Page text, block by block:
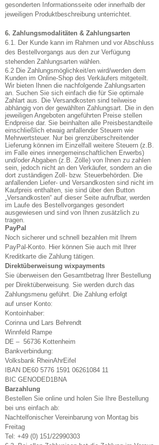
gesonderten Informationsseite oder innerhalb der
jeweiligen Produktbeschreibung unterrichtet.
6. Zahlungsmodalitäten & Zahlungsarten
6.1. Der Kunde kann im Rahmen und vor Abschluss
des Bestellvorgangs aus den zur Verfügung
stehenden Zahlungsarten wählen.
6.2 Die Zahlungsmöglichkeit/en wird/werden dem
Kunden im Online-Shop des Verkäufers mitgeteilt.
Wir bieten Ihnen die nachfolgende Zahlungsarten
an. Suchen Sie sich einfach die für Sie optimale
Zahlart aus. Die Versandkosten sind teilweise
abhängig von der gewählten Zahlungsart. Die in den
jeweiligen Angeboten angeführten Preise stellen
Endpreise dar. Sie beinhalten alle Preisbestandteile
einschließlich etwaig anfallender Steuern wie
Mehrwertsteuer. Nur bei grenzüberschreitender
Lieferung können im Einzelfall weitere Steuern (z.B.
im Falle eines innergemeinschaftlichen Erwerbs)
und/oder Abgaben (z.B. Zölle) von Ihnen zu zahlen
sein, jedoch nicht an den Verkäufer, sondern an die
dort zuständigen Zoll- bzw. Steuerbehörden. Die
anfallenden Liefer- und Versandkosten sind nicht im
Kaufpreis enthalten, sie sind über den Button
„Versandkosten“ auf dieser Seite aufrufbar, werden
im Laufe des Bestellvorganges gesondert
ausgewiesen und sind von Ihnen zusätzlich zu
tragen.
PayPal
Noch sicherer und schnell bezahlen mit Ihrem
PayPal-Konto. Hier können Sie auch mit Ihrer
Kreditkarte die Zahlung tätigen.
Direktüberweisung wixpayments
Sie überweisen den Gesamtbetrag Ihrer Bestellung
per Direktüberweisung. Sie werden durch das
Zahlungsmenu geführt. Die Zahlung erfolgt
auf unser Konto:
Kontoinhaber:
Corinna und Lars Behrendt
Winnfeld Rampe
DE – 56736 Kottenheim
Bankverbindung:
Volksbank RheinAhrEifel
IBAN DE60 5776 1591 06261084 11
BIC GENODED1BNA
Barzahlung
Bestellen Sie online und holen Sie Ihre Bestellung
bei uns einfach ab:
Nachtelfonischer Vereinbarung von Montag bis
Freitag
Tel: +49 (0) 151/22990303